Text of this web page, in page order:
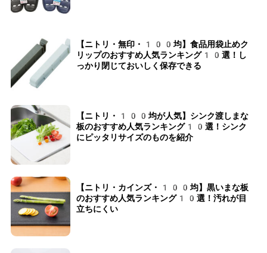
【ニトリ・無印・100均】食品用袋止めク
リップのおすすめ人気ランキング10選！し
っかり閉じておいしく保存できる
【ニトリ・100均が人気】シンク渡しまな
板のおすすめ人気ランキング10選！シンク
にピッタリサイズのものを紹介
【ニトリ・カインズ・100均】黒いまな板
のおすすめ人気ランキング10選！汚れが目
立ちにくい